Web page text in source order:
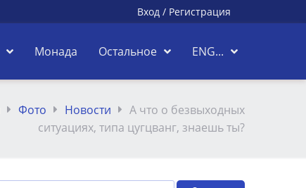
Вход / Регистрация
Монада Остальное ENG...
Фото Новости
А что о безвыходных
ситуациях, типа цугцванг, знаешь ты?